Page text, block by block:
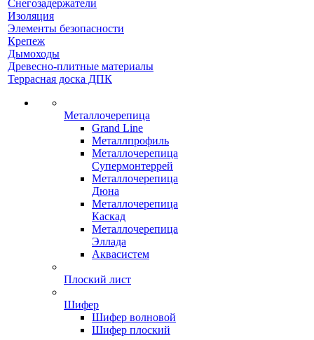
Снегозадержатели
Изоляция
Элементы безопасности
Крепеж
Дымоходы
Древесно-плитные материалы
Террасная доска ДПК
Металлочерепица
Grand Line
Металлпрофиль
Металлочерепица
Супермонтеррей
Металлочерепица
Дюна
Металлочерепица
Каскад
Металлочерепица
Эллада
Аквасистем
Плоский лист
Шифер
Шифер волновой
Шифер плоский